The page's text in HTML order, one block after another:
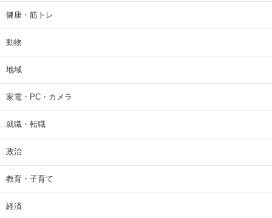
健康・筋トレ
動物
地域
家電・PC・カメラ
就職・転職
政治
教育・子育て
経済